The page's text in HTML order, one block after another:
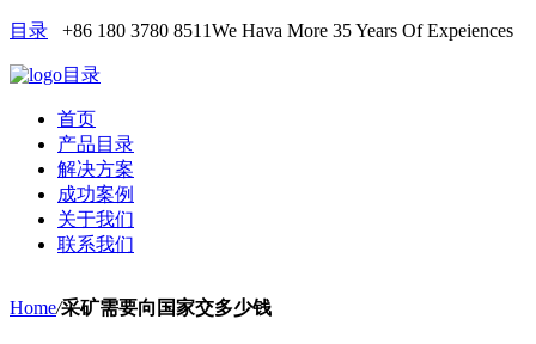
目录 +86 180 3780 8511We Hava More 35 Years Of Expeiences
目录
首页
产品目录
解决方案
成功案例
关于我们
联系我们
Home/采矿需要向国家交多少钱